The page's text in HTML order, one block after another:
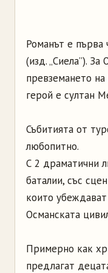
Романът е първа
(изд. „Сиела”).
превземането
герой е султан
Събитията от
любопитно.
С 2 драматични
баталии, със
които
Османската
Примерно как
предлагат